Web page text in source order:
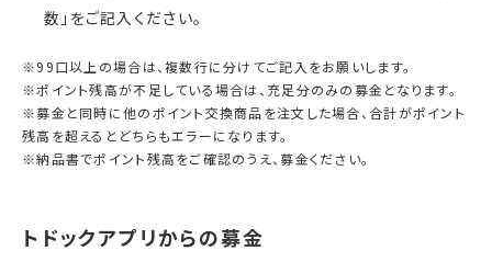
数」をご記入ください。
※99口以上の場合は、複数行に分けてご記入をお願いします。
※ポイント残高が不足している場合は、充足分のみの募金となります。
※募金と同時に他のポイント交換商品を注文した場合、合計がポイント
残高を超えるとどちらもエラーになります。
※納品書でポイント残高をご確認のうえ、募金ください。